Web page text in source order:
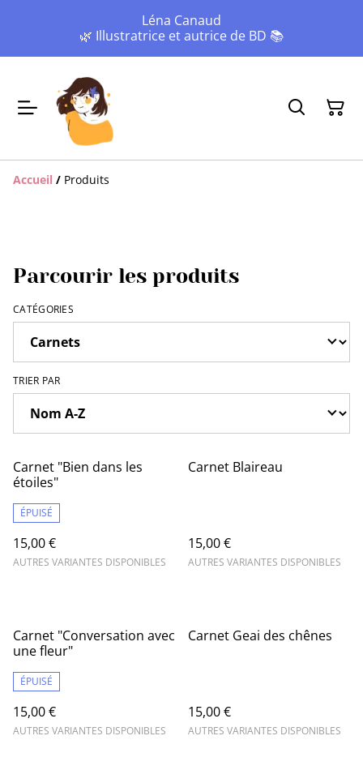
Léna Canaud
🌿 Illustratrice et autrice de BD 📚
Accueil / Produits
Parcourir les produits
CATÉGORIES
TRIER PAR
Carnet "Bien dans les
étoiles"
ÉPUISÉ
15,00 €
AUTRES VARIANTES DISPONIBLES
Carnet Blaireau
15,00 €
AUTRES VARIANTES DISPONIBLES
Carnet "Conversation avec
une fleur"
ÉPUISÉ
15,00 €
AUTRES VARIANTES DISPONIBLES
Carnet Geai des chênes
15,00 €
AUTRES VARIANTES DISPONIBLES